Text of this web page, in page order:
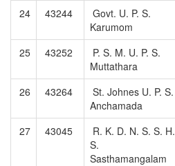
24 43244
Govt. U. P. S.
Karumom
25 43252
P. S. M. U. P. S.
Muttathara
26 43264
St. Johnes U. P. S.
Anchamada
27 43045
R. K. D. N. S. S. H.
S.
Sasthamangalam